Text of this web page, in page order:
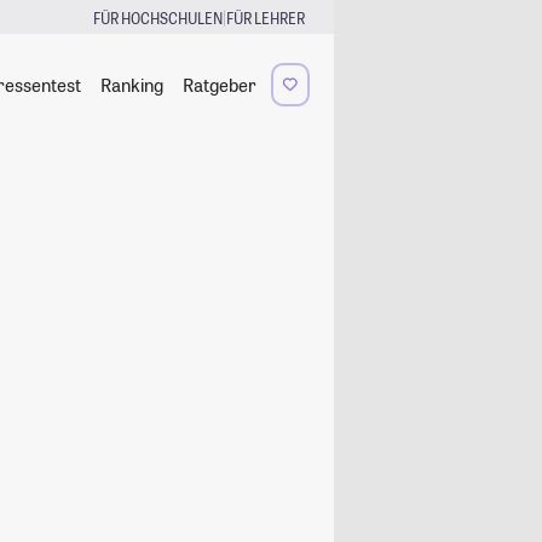
FÜR HOCHSCHULEN|FÜR LEHRER
Ranking Ratgeber